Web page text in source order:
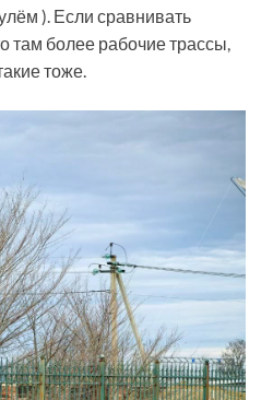
). Если сравнивать
там более рабочие трассы,
тоже.